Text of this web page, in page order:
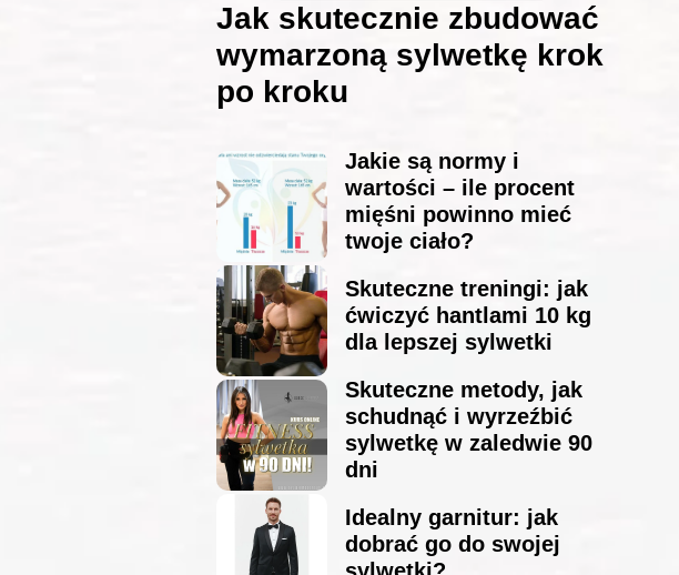
Jak skutecznie zbudować
wymarzoną sylwetkę krok
po kroku
Jakie są normy i
wartości – ile procent
mięśni powinno mieć
twoje ciało?
Skuteczne treningi: jak
ćwiczyć hantlami 10 kg
dla lepszej sylwetki
Skuteczne metody, jak
schudnąć i wyrzeźbić
sylwetkę w zaledwie 90
dni
Idealny garnitur: jak
dobrać go do swojej